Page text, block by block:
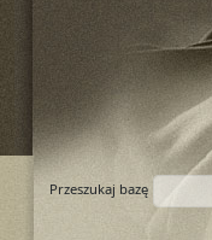
Przeszukaj bazę